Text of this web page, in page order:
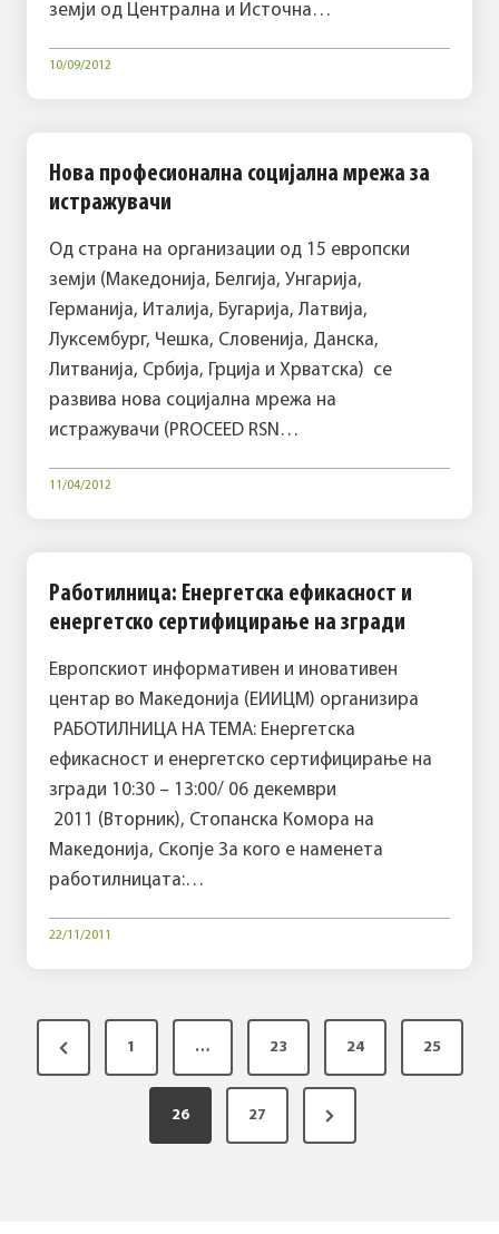
земји од Централна и Источна…
10/09/2012
Нова професионална социјална мрежа за
истражувачи
Oд страна на организации од 15 европски
земји (Македонија, Белгија, Унгарија,
Германија, Италија, Бугарија, Латвија,
Луксембург, Чешка, Словенија, Данска,
Литванија, Србија, Грција и Хрватска) се
развива нова социјална мрежа на
истражувачи (PROCEED RSN…
11/04/2012
Работилница: Eнергетска ефикасност и
енергетско сертифицирање на згради
Европскиот информативен и иновативен
центар во Македонија (ЕИИЦМ) организира
РАБОТИЛНИЦА НА ТЕМА: Eнергетска
ефикасност и енергетско сертифицирање на
згради 10:30 – 13:00/ 06 декември
2011 (Вторник), Стопанска Комора на
Македонија, Скопје За кого е наменета
работилницата:…
22/11/2011
P
o
P
r
1 … 23 24 25
26 27 N
e